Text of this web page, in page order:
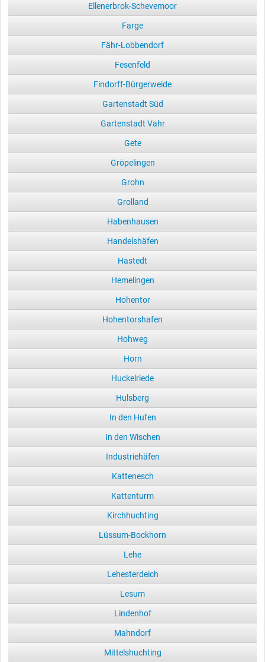
Ellenerbrok-Schevemoor
Farge
Fähr-Lobbendorf
Fesenfeld
Findorff-Bürgerweide
Gartenstadt Süd
Gartenstadt Vahr
Gete
Gröpelingen
Grohn
Grolland
Habenhausen
Handelshäfen
Hastedt
Hemelingen
Hohentor
Hohentorshafen
Hohweg
Horn
Huckelriede
Hulsberg
In den Hufen
In den Wischen
Industriehäfen
Kattenesch
Kattenturm
Kirchhuchting
Lüssum-Bockhorn
Lehe
Lehesterdeich
Lesum
Lindenhof
Mahndorf
Mittelshuchting